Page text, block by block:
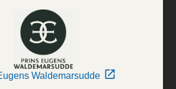
Waldemarsudde